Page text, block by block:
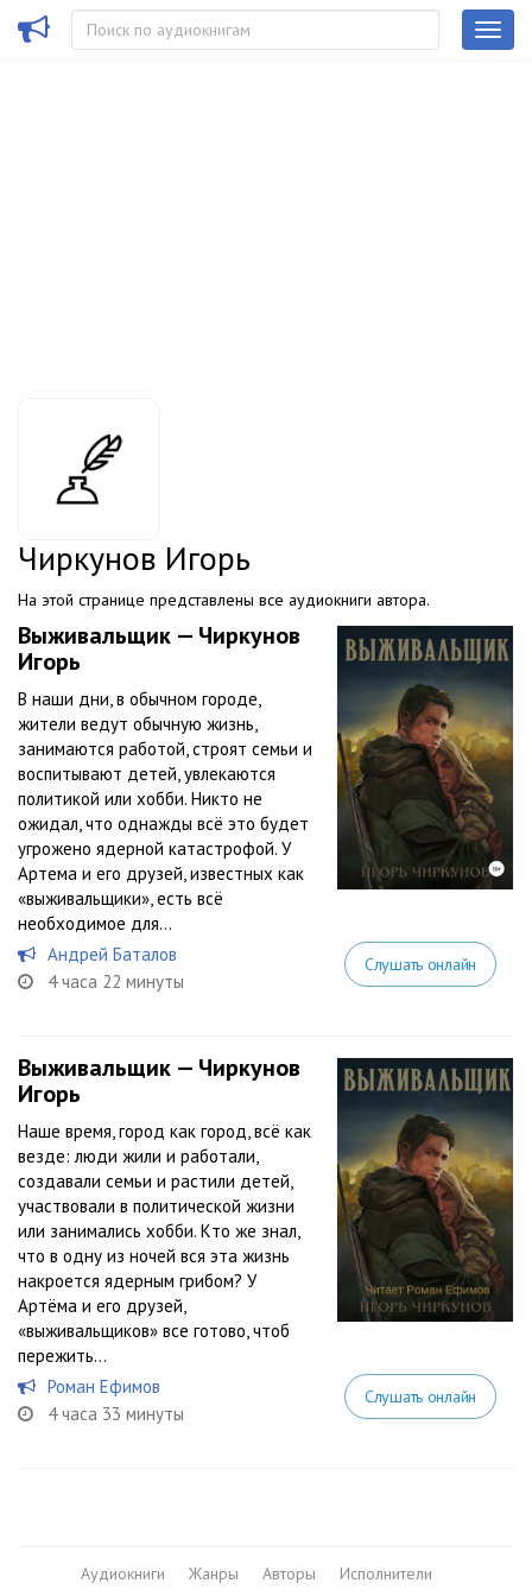
Чиркунов Игорь
На этой странице представлены все аудиокниги автора.
Выживальщик — Чиркунов
Игорь
В наши дни, в обычном городе,
жители ведут обычную жизнь,
занимаются работой, строят семьи и
воспитывают детей, увлекаются
политикой или хобби. Никто не
ожидал, что однажды всё это будет
угрожено ядерной катастрофой. У
Артема и его друзей, известных как
«выживальщики», есть всё
необходимое для...
Андрей Баталов
4 часа 22 минуты
Слушать онлайн
Выживальщик — Чиркунов
Игорь
Наше время, город как город, всё как
везде: люди жили и работали,
создавали семьи и растили детей,
участвовали в политической жизни
или занимались хобби. Кто же знал,
что в одну из ночей вся эта жизнь
накроется ядерным грибом? У
Артёма и его друзей,
«выживальщиков» все готово, чтоб
пережить...
Роман Ефимов
4 часа 33 минуты
Слушать онлайн
Аудиокниги Жанры Авторы
Исполнители